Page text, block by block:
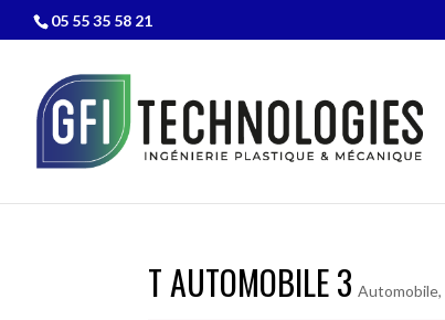
05 55 35 58 21
T AUTOMOBILE 3 Automobile,